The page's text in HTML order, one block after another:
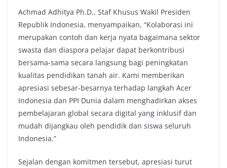
Achmad Adhitya Ph.D., Staf Khusus Wakil Presiden
Republik Indonesia, menyampaikan, “Kolaborasi ini
merupakan contoh dan kerja nyata bagaimana sektor
swasta dan diaspora pelajar dapat berkontribusi
bersama-sama secara langsung bagi peningkatan
kualitas pendidikan tanah air. Kami memberikan
apresiasi sebesar-besarnya terhadap langkah Acer
Indonesia dan PPI Dunia dalam menghadirkan akses
pembelajaran global secara digital yang inklusif dan
mudah dijangkau oleh pendidik dan siswa seluruh
Indonesia.”
Sejalan dengan komitmen tersebut, apresiasi turut